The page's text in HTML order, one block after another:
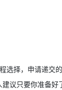
选择，申请递交
议只要你准备